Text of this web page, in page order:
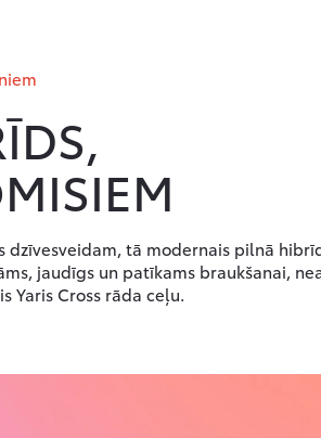
tā modernais pilnā
jaudīgs un patīkams braukšanai,
Yaris Cross rāda ceļu.